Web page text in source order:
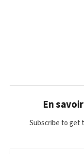
En
Subscribe to get
Saisissez votre adresse e-mail…